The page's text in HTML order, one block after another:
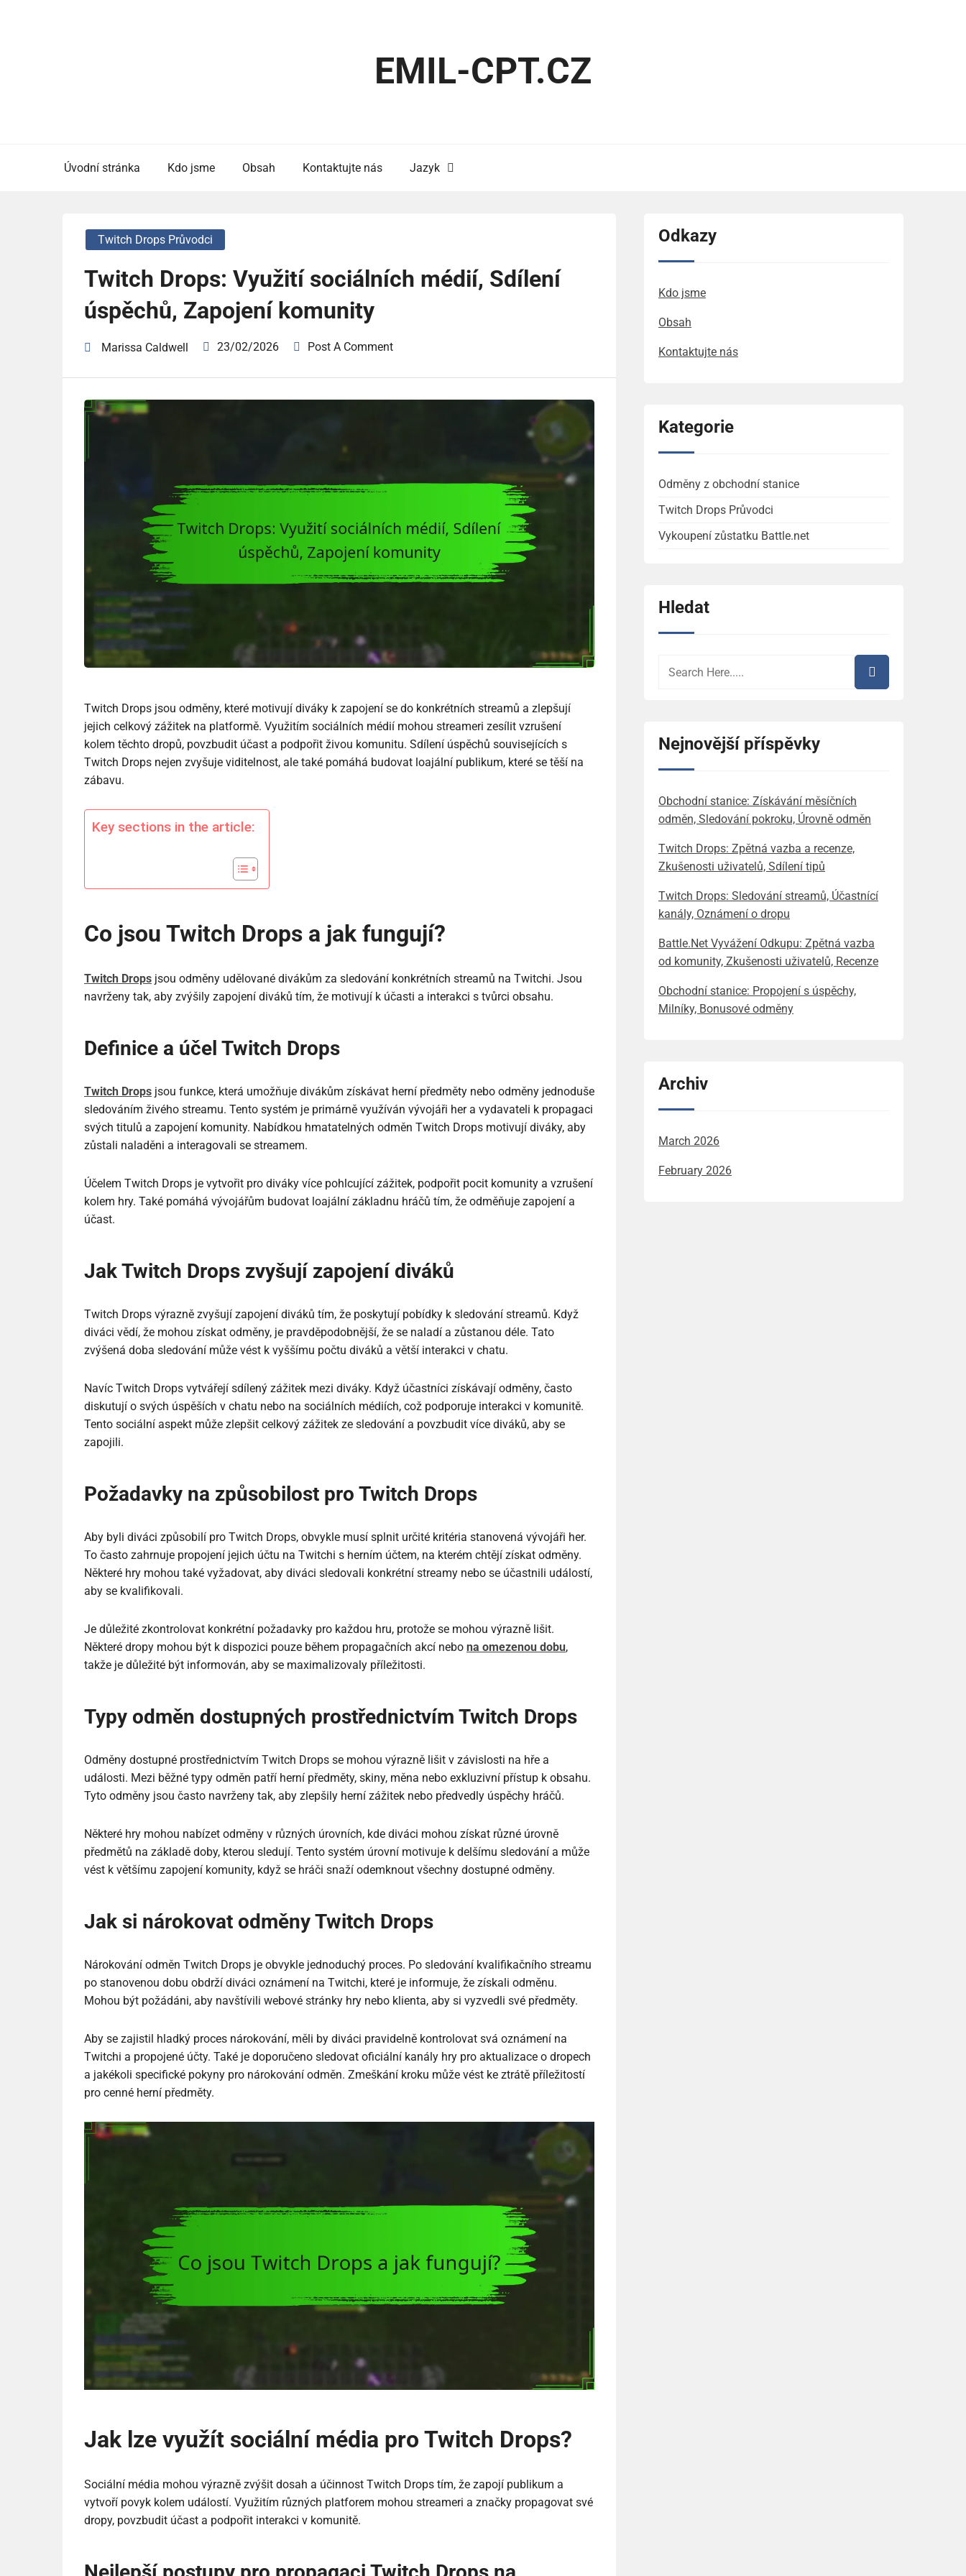
EMIL-CPT.CZ
Úvodní stránka Kdo jsme Obsah Kontaktujte nás Jazyk
Twitch Drops Průvodci
Twitch Drops: Využití sociálních médií, Sdílení
úspěchů, Zapojení komunity
Marissa Caldwell 23/02/2026 Post A Comment
Twitch Drops jsou odměny, které motivují diváky k zapojení se do konkrétních streamů a zlepšují
jejich celkový zážitek na platformě. Využitím sociálních médií mohou streameri zesílit vzrušení
kolem těchto dropů, povzbudit účast a podpořit živou komunitu. Sdílení úspěchů souvisejících s
Twitch Drops nejen zvyšuje viditelnost, ale také pomáhá budovat loajální publikum, které se těší na
zábavu.
Key sections in the article:
Co jsou Twitch Drops a jak fungují?
Twitch Drops jsou odměny udělované divákům za sledování konkrétních streamů na Twitchi. Jsou
navrženy tak, aby zvýšily zapojení diváků tím, že motivují k účasti a interakci s tvůrci obsahu.
Definice a účel Twitch Drops
Twitch Drops jsou funkce, která umožňuje divákům získávat herní předměty nebo odměny jednoduše
sledováním živého streamu. Tento systém je primárně využíván vývojáři her a vydavateli k propagaci
svých titulů a zapojení komunity. Nabídkou hmatatelných odměn Twitch Drops motivují diváky, aby
zůstali naladěni a interagovali se streamem.
Účelem Twitch Drops je vytvořit pro diváky více pohlcující zážitek, podpořit pocit komunity a vzrušení
kolem hry. Také pomáhá vývojářům budovat loajální základnu hráčů tím, že odměňuje zapojení a
účast.
Jak Twitch Drops zvyšují zapojení diváků
Twitch Drops výrazně zvyšují zapojení diváků tím, že poskytují pobídky k sledování streamů. Když
diváci vědí, že mohou získat odměny, je pravděpodobnější, že se naladí a zůstanou déle. Tato
zvýšená doba sledování může vést k vyššímu počtu diváků a větší interakci v chatu.
Navíc Twitch Drops vytvářejí sdílený zážitek mezi diváky. Když účastníci získávají odměny, často
diskutují o svých úspěších v chatu nebo na sociálních médiích, což podporuje interakci v komunitě.
Tento sociální aspekt může zlepšit celkový zážitek ze sledování a povzbudit více diváků, aby se
zapojili.
Požadavky na způsobilost pro Twitch Drops
Aby byli diváci způsobilí pro Twitch Drops, obvykle musí splnit určité kritéria stanovená vývojáři her.
To často zahrnuje propojení jejich účtu na Twitchi s herním účtem, na kterém chtějí získat odměny.
Některé hry mohou také vyžadovat, aby diváci sledovali konkrétní streamy nebo se účastnili událostí,
aby se kvalifikovali.
Je důležité zkontrolovat konkrétní požadavky pro každou hru, protože se mohou výrazně lišit.
Některé dropy mohou být k dispozici pouze během propagačních akcí nebo na omezenou dobu,
takže je důležité být informován, aby se maximalizovaly příležitosti.
Typy odměn dostupných prostřednictvím Twitch Drops
Odměny dostupné prostřednictvím Twitch Drops se mohou výrazně lišit v závislosti na hře a
události. Mezi běžné typy odměn patří herní předměty, skiny, měna nebo exkluzivní přístup k obsahu.
Tyto odměny jsou často navrženy tak, aby zlepšily herní zážitek nebo předvedly úspěchy hráčů.
Některé hry mohou nabízet odměny v různých úrovních, kde diváci mohou získat různé úrovně
předmětů na základě doby, kterou sledují. Tento systém úrovní motivuje k delšímu sledování a může
vést k většímu zapojení komunity, když se hráči snaží odemknout všechny dostupné odměny.
Jak si nárokovat odměny Twitch Drops
Nárokování odměn Twitch Drops je obvykle jednoduchý proces. Po sledování kvalifikačního streamu
po stanovenou dobu obdrží diváci oznámení na Twitchi, které je informuje, že získali odměnu.
Mohou být požádáni, aby navštívili webové stránky hry nebo klienta, aby si vyzvedli své předměty.
Aby se zajistil hladký proces nárokování, měli by diváci pravidelně kontrolovat svá oznámení na
Twitchi a propojené účty. Také je doporučeno sledovat oficiální kanály hry pro aktualizace o dropech
a jakékoli specifické pokyny pro nárokování odměn. Zmeškání kroku může vést ke ztrátě příležitostí
pro cenné herní předměty.
Jak lze využít sociální média pro Twitch Drops?
Sociální média mohou výrazně zvýšit dosah a účinnost Twitch Drops tím, že zapojí publikum a
vytvoří povyk kolem událostí. Využitím různých platforem mohou streameri a značky propagovat své
dropy, povzbudit účast a podpořit interakci v komunitě.
Odkazy
Kdo jsme
Obsah
Kontaktujte nás
Kategorie
Odměny z obchodní stanice
Twitch Drops Průvodci
Vykoupení zůstatku Battle.net
Hledat
Nejnovější příspěvky
Obchodní stanice: Získávání měsíčních
odměn, Sledování pokroku, Úrovně odměn
Twitch Drops: Zpětná vazba a recenze,
Zkušenosti uživatelů, Sdílení tipů
Twitch Drops: Sledování streamů, Účastnící
kanály, Oznámení o dropu
Battle.Net Vyvážení Odkupu: Zpětná vazba
od komunity, Zkušenosti uživatelů, Recenze
Obchodní stanice: Propojení s úspěchy,
Milníky, Bonusové odměny
Archiv
March 2026
February 2026